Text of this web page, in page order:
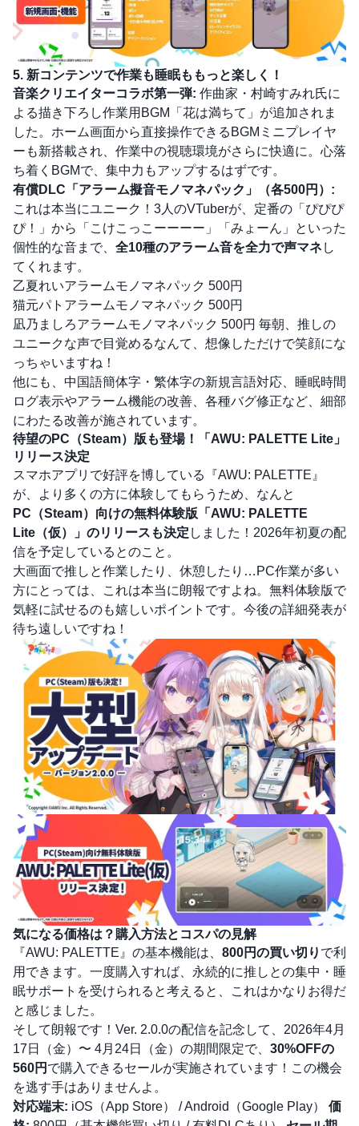
5. 新コンテンツで作業も睡眠ももっと楽しく！
音楽クリエイターコラボ第一弾: 作曲家・村崎すみれ氏に
よる描き下ろし作業用BGM「花は満ちて」が追加されま
した。ホーム画面から直接操作できるBGMミニプレイヤ
ーも新搭載され、作業中の視聴環境がさらに快適に。心落
ち着くBGMで、集中力もアップするはずです。
有償DLC「アラーム擬音モノマネパック」（各500円）:
これは本当にユニーク！3人のVTuberが、定番の「ぴぴぴ
ぴ！」から「こけこっこーーーー」「みょーん」といった
個性的な音まで、 全10種のアラーム音を全力で声マネ し
てくれます。
乙夏れいアラームモノマネパック 500円
猫元パトアラームモノマネパック 500円
凪乃ましろアラームモノマネパック 500円 毎朝、推しの
ユニークな声で目覚めるなんて、想像しただけで笑顔にな
っちゃいますね！
他にも、中国語簡体字・繁体字の新規言語対応、睡眠時間
ログ表示やアラーム機能の改善、各種バグ修正など、細部
にわたる改善が施されています。
待望のPC（Steam）版も登場！「AWU: PALETTE Lite」
リリース決定
スマホアプリで好評を博している『AWU: PALETTE』
が、より多くの方に体験してもらうため、なんと
PC（Steam）向けの無料体験版「AWU: PALETTE
Lite（仮）」のリリースも決定 しました！2026年初夏の配
信を予定しているとのこと。
大画面で推しと作業したり、休憩したり…PC作業が多い
方にとっては、これは本当に朗報ですよね。無料体験版で
気軽に試せるのも嬉しいポイントです。今後の詳細発表が
待ち遠しいですね！
気になる価格は？購入方法とコスパの見解
『AWU: PALETTE』の基本機能は、 800円の買い切り で利
用できます。一度購入すれば、永続的に推しとの集中・睡
眠サポートを受けられると考えると、これはかなりお得だ
と感じました。
そして朗報です！Ver. 2.0.0の配信を記念して、2026年4月
17日（金）〜 4月24日（金）の期間限定で、 30%OFFの
560円 で購入できるセールが実施されています！この機会
を逃す手はありませんよ。
対応端末: iOS（App Store） / Android（Google Play） 価